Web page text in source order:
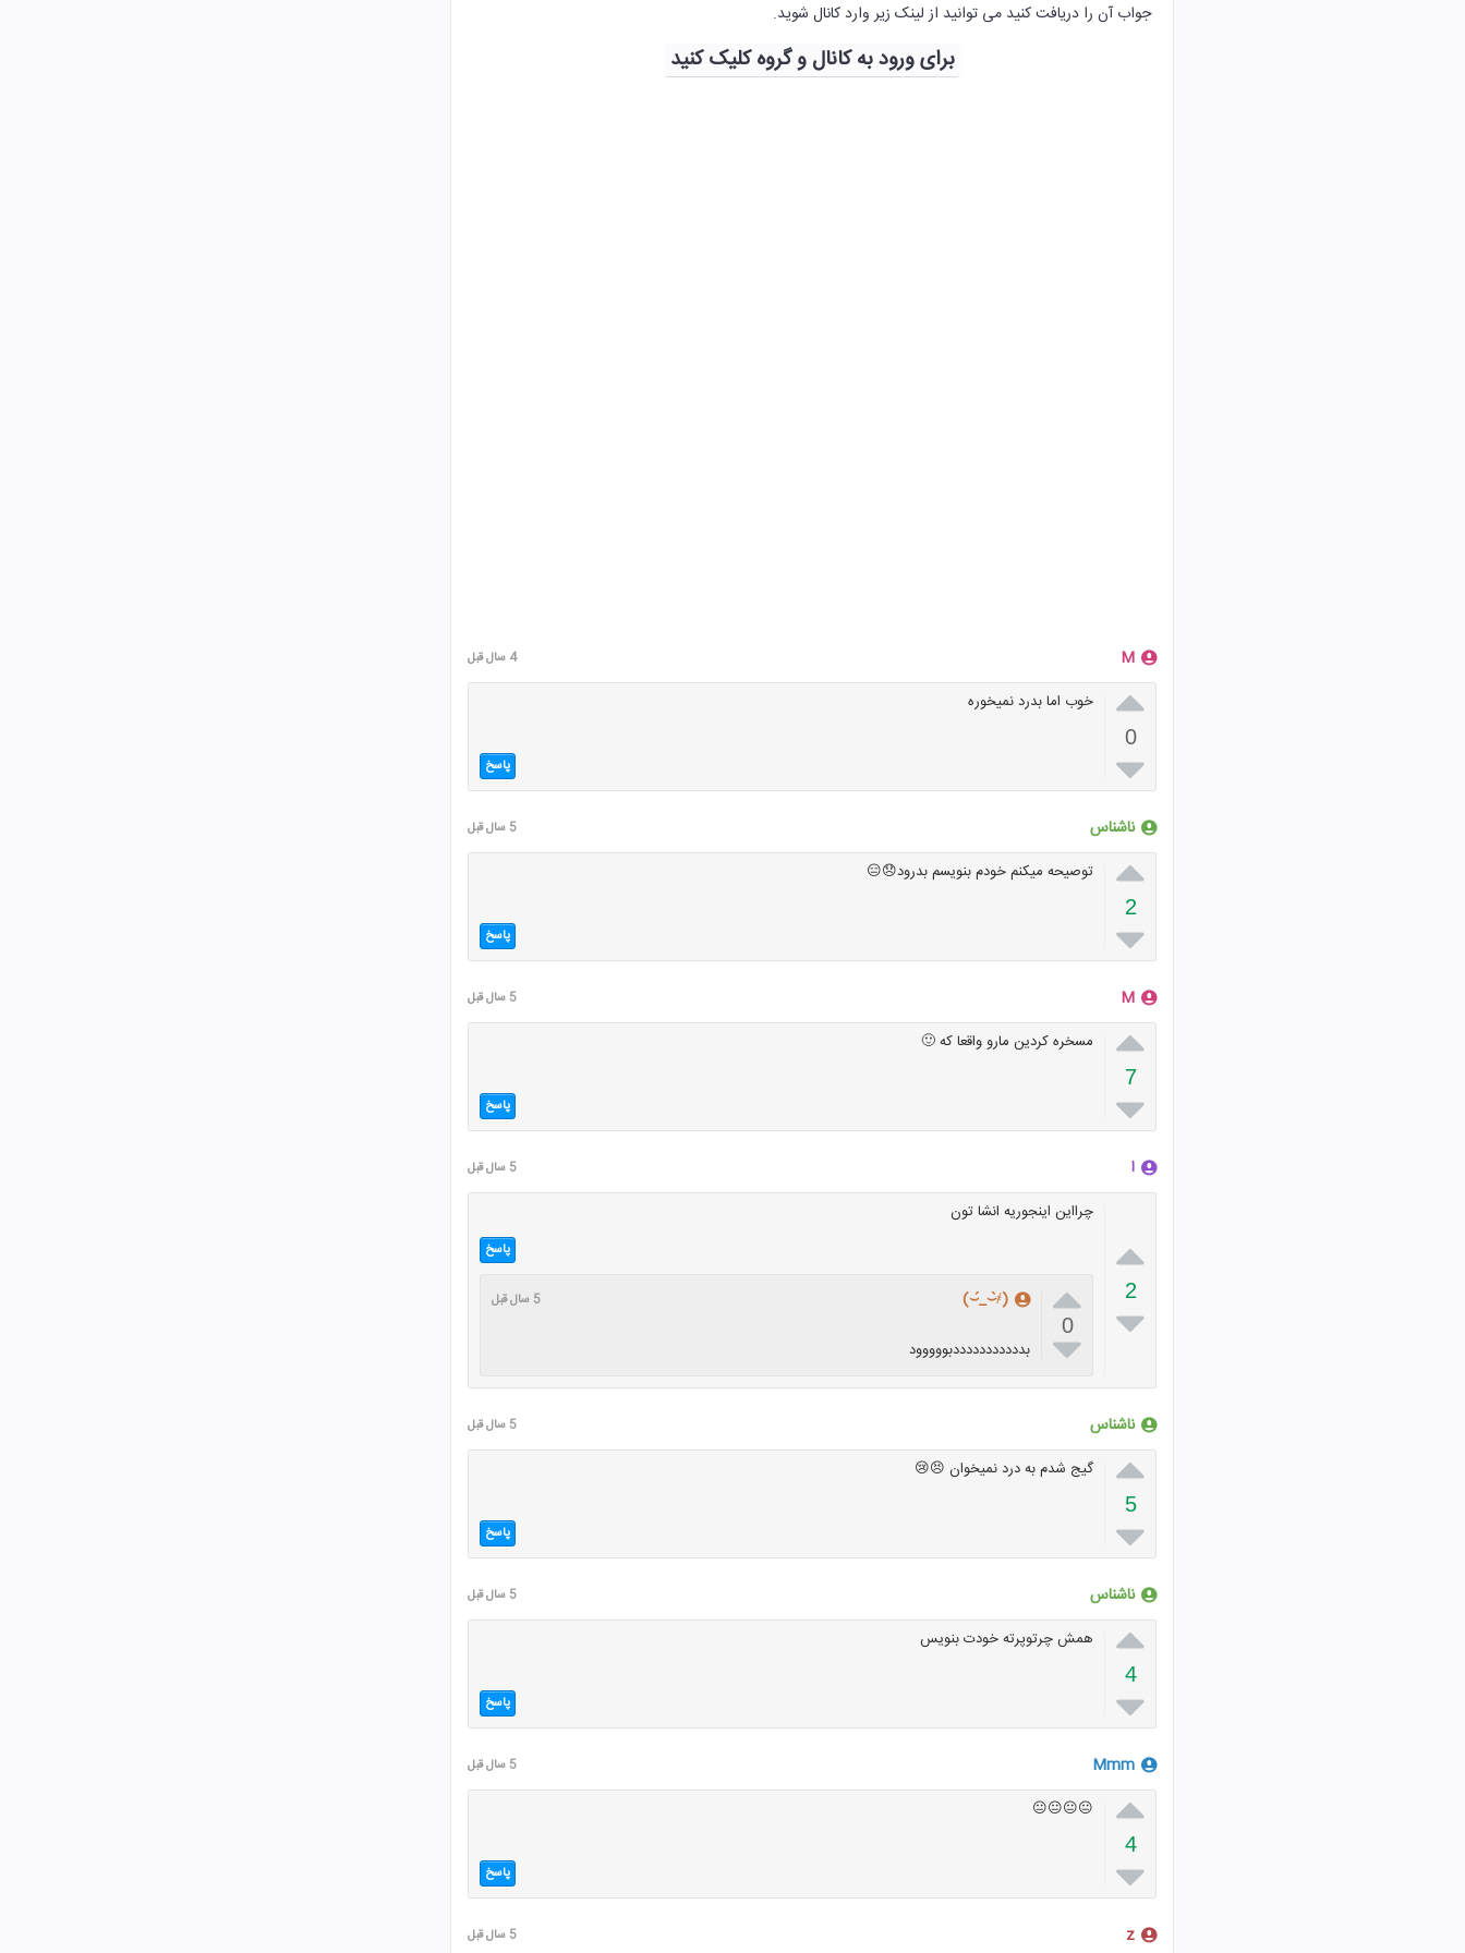
جواب آن را دریافت کنید می توانید از لینک زیر وارد کانال شوید.
برای ورود به کانال و گروه کلیک کنید
M 4 سال قبل

0

خوب اما بدرد نمیخوره
پاسخ
ناشناس 5 سال قبل

2

توصیحه میکنم خودم بنویسم بدرود😞😑
پاسخ
M 5 سال قبل

7

مسخره کردین مارو واقعا که 🙂
پاسخ
ا 5 سال قبل

2

چرااین اینجوریه انشا تون
پاسخ

0

(҂⌣̀_⌣́) 5 سال قبل
بدددددددددددبووووود
ناشناس 5 سال قبل

5

گیج شدم به درد نمیخوان 😣😢
پاسخ
ناشناس 5 سال قبل

4

همش چرتوپرته خودت بنویس
پاسخ
Mmm 5 سال قبل

4

😐😐😐😐
پاسخ
z 5 سال قبل